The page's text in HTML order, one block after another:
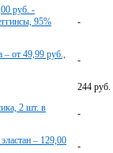
руб. -
95%
-
от 49,99 руб.,
-
244 руб.
2 шт. в
-
– 129,00
-